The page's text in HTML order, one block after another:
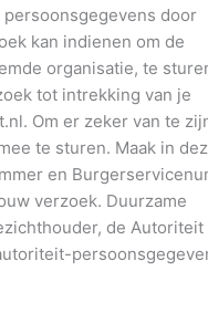
door
kan indienen om de
organisatie, te
tot intrekking van je
Om er zeker van te
te sturen. Maak in
en
verzoek. Duurzame
de Autoriteit